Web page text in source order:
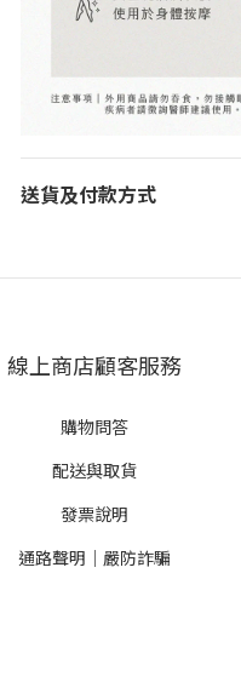
送貨及付款方式
線上商店顧客服務
購物問答
配送與取貨
發票說明
通路聲明｜嚴防詐騙